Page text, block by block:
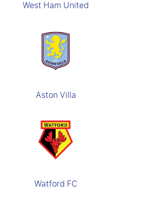
West Ham United
Aston Villa
Watford FC